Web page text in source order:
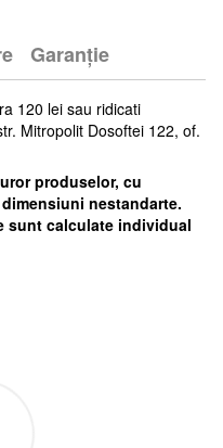
Garanție
120 lei sau ridicati
Mitropolit Dosoftei 122, of.
produselor, cu
nestandarte.
sunt calculate individual